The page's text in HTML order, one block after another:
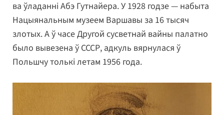
ва ўладанні Абэ Гутнайера. У 1928 годзе — набыта
Нацыянальным музеем Варшавы за 16 тысяч
злотых. А ў часе Другой сусветнай вайны палатно
было вывезена ў СССР, адкуль вярнулася ў
Польшчу толькі летам 1956 года.